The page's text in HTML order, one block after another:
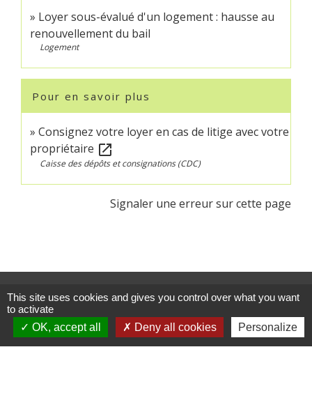
Loyer sous-évalué d'un logement : hausse au
renouvellement du bail
Logement
Pour en savoir plus
Consignez votre loyer en cas de litige avec votre
propriétaire open_in_new
Caisse des dépôts et consignations (CDC)
Signaler une erreur sur cette page
Contacts
45 Place Abbé Royer
56580 Crédin - FRANCE
This site uses cookies and gives you control over what you want
to activate
OK, accept all
Deny all cookies Personalize